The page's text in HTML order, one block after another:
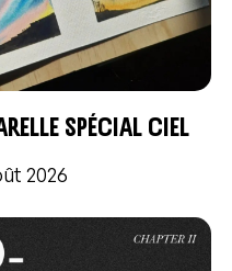
Spécial Ciel
2026